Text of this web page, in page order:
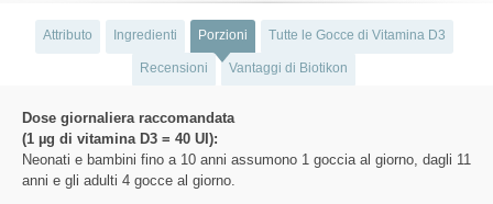
Attributo Ingredienti Porzioni Tutte le Gocce di Vitamina D3
Recensioni Vantaggi di Biotikon
Dose giornaliera raccomandata
(1 µg di vitamina D3 = 40 UI):
Neonati e bambini fino a 10 anni assumono 1 goccia al giorno, dagli 11
anni e gli adulti 4 gocce al giorno.